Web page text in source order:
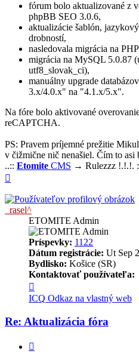
fórum bolo aktualizované z
phpBB SEO 3.0.6,
aktualizácie šablón,
drobností,
nasledovala migrácia na
migrácia na MySQL 5.0.87
utf8_slovak_ci),
manuálny upgrade
3.x/4.0.x" na "4.1.x/5.x".
Na fóre bolo aktivované
reCAPTCHA.
PS: Pravem príjemné prežitie
v čižmične nič nenašiel. Čím to asi
..:: Etomite CMS → Rulezzz !.!.!.
_rasel^
ETOMITE Admin
Príspevky: 1122
Dátum registrácie: Ut Sep
Bydlisko: Košice (SR)
Kontaktovať používateľa:
informácie
používateľa
-
_rasel^
ICQ Odkaz na vlastný web
Re: Aktualizácia fóra